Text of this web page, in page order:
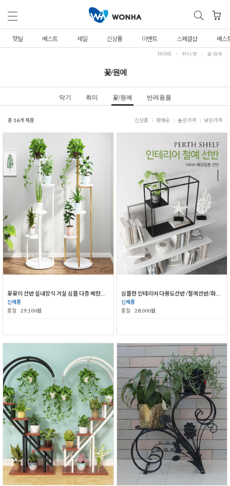
핫딜 베스트 세일 신상품 이벤트 스페셜샵 베스
HOME 취미/펫 꽃/원예
꽃/원예
악기 취미 꽃/원예 반려용품
총 16개 제품 신상품 판매순 높은가격 낮은가격
신제품
품절
29,100원
심플한 인테리어 다용도선반 /철예선반/화분선반
신제품
품절
28,000원